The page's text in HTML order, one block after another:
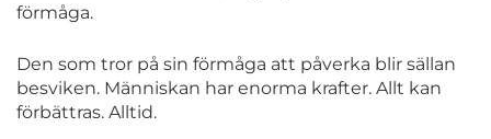
förmåga.
Den som tror på sin förmåga att påverka blir sällan
besviken. Människan har enorma krafter. Allt kan
förbättras. Alltid.